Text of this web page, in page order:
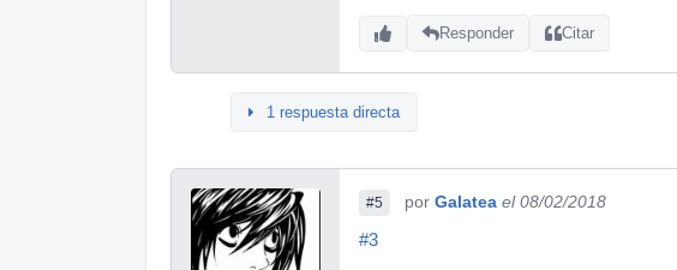
Responder Citar
1 respuesta directa
#5 por Galatea el 08/02/2018
#3